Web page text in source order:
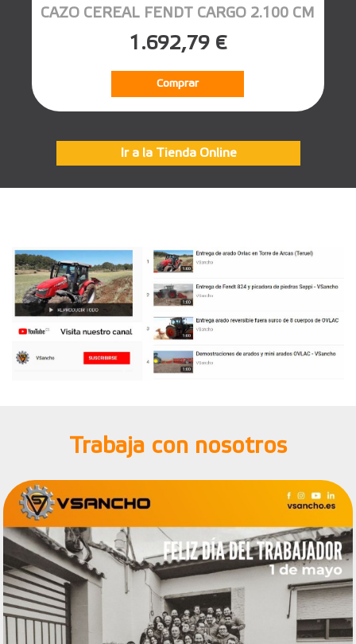
CAZO CEREAL FENDT CARGO 2.100 CM
1.692,79 €
Comprar
Ir a la Tienda Online
Trabaja con nosotros